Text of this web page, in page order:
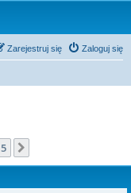
Zaloguj się
Zarejestruj się
5